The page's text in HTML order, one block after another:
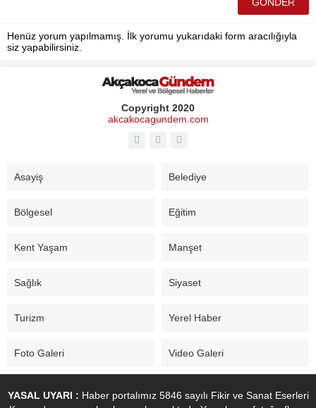
Henüz yorum yapılmamış. İlk yorumu yukarıdaki form aracılığıyla
siz yapabilirsiniz.
Copyright 2020
akcakocagundem.com
Asayiş Belediye
Bölgesel Eğitim
Kent Yaşam Manşet
Sağlık Siyaset
Turizm Yerel Haber
Foto Galeri Video Galeri
YASAL UYARI : Haber portalımız 5846 sayılı Fikir ve Sanat Eserleri